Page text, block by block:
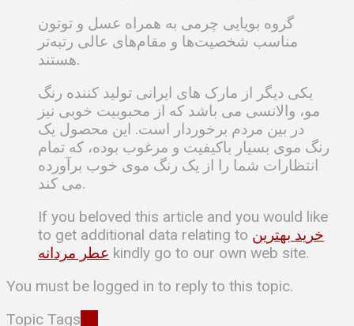
گروه بویایی چرمی به همراه عسل و توتون
مناسب شخصیت‌ها و مقام‌های عالی رتبه‌تر
هستند.
یکی دیگر از مارک های ایرانی تولید کننده رنگ
مو، والانسی می باشد که از محبوبیت خوبی نیز
در بین مردم برخوردار است. این محصول یک
رنگ موی بسیار باکیفیت و مرغوب بوده، که تمام
انتظارات شما را از یک رنگ موی خوب برآورده
می کند.
If you beloved this article and you would like
to get additional data relating to خرید بهترین
عطر مردانه kindly go to our own web site.
You must be logged in to reply to this topic.
Topic Tags